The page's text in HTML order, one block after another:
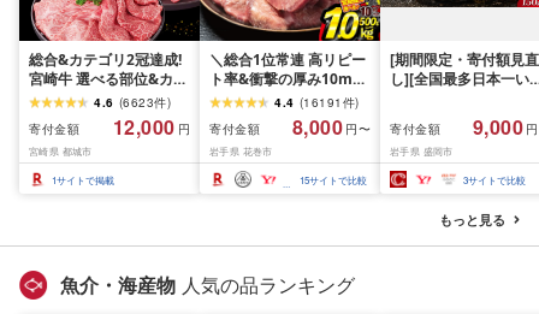
総合&カテゴリ2冠達成!
宮崎牛 選べる部位&カッ
ト (赤身&霜降り)or(赤身
のみ) 500g 1kg 2kg[発
送時期が選べる] 牛肉 焼
肉 すき焼き しゃぶしゃ
ぶ ステーキ ギフト お中
4.6 (6623件)
寄付金額
12,000 円
宮崎県 都城市
1サイトで掲載
＼総合1位常連 高リピー
ト率&衝撃の厚み10mm
厚切り牛タン 塩味/ ≪ス
ピード発送!!10営業日以
内発送≫ 選べる内容量
500g / 1kg 定期便 毎月
届く 牛肉 肉 BBQ ふるさ
と 人気 ランキング 岩手
4.4 (16191 件)
寄付金額
8,000 円〜
岩手県 花巻市
15サイトで比較
[期間限定・寄付額見直
し][全国最多日本一い
1.5kg(150g×10個) い
て牛 × 岩中豚 ハンバー
グ 合挽き 合い挽き 黒
和牛 人気 冷凍 個包装
分け 冷凍 牛肉 豚肉 和
ビーフ ポーク はんば
ぐ 挽肉 お肉 ミンチ 肉
お弁当 hannba-gu ラ
寄付金額 9,000
岩手県 盛岡市
3サイトで比較
もっと見る
魚介・海産物 人気の品ランキング